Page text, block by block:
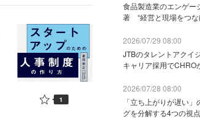
1
食品製造業のエンゲー
著 “経営と現場をつな
2026/07/29 08:00
JTBのタレントアク
キャリア採用でCHRO
2026/07/28 08:00
「立ち上がりが遅い
グを分解する4つの視点